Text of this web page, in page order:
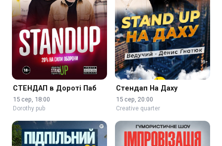
СТЕНДАП в Дороті Паб
15 сер, 18:00
Dorothy pub
Стендап На Даху
15 сер, 20:00
Creative quarter